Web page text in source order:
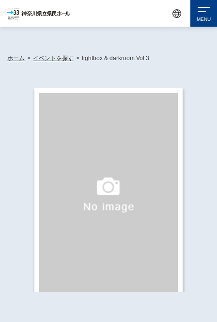
ホーム > イベントを探す > lightbox & darkroom Vol.3